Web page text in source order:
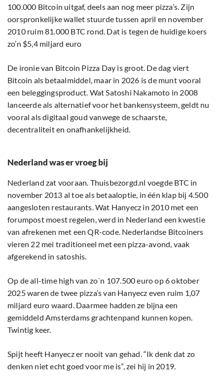
100.000 Bitcoin uitgaf, deels aan nog meer pizza’s. Zijn
oorspronkelijke wallet stuurde tussen april en november
2010 ruim 81.000 BTC rond. Dat is tegen de huidige koers
zo’n $5,4 miljard euro
De ironie van Bitcoin Pizza Day is groot. De dag viert
Bitcoin als betaalmiddel, maar in 2026 is de munt vooral
een beleggingsproduct. Wat Satoshi Nakamoto in 2008
lanceerde als alternatief voor het bankensysteem, geldt nu
vooral als digitaal goud vanwege de schaarste,
decentraliteit en onafhankelijkheid.
Nederland was er vroeg bij
Nederland zat vooraan. Thuisbezorgd.nl voegde BTC in
november 2013 al toe als betaaloptie, in één klap bij 4.500
aangesloten restaurants. Wat Hanyecz in 2010 met een
forumpost moest regelen, werd in Nederland een kwestie
van afrekenen met een QR-code. Nederlandse Bitcoiners
vieren 22 mei traditioneel met een pizza-avond, vaak
afgerekend in satoshis.
Op de all-time high van zo´n 107.500 euro op 6 oktober
2025 waren de twee pizza’s van Hanyecz even ruim 1,07
miljard euro waard. Daarmee hadden ze bijna een
gemiddeld Amsterdams grachtenpand kunnen kopen.
Twintig keer.
Spijt heeft Hanyecz er nooit van gehad. “Ik denk dat zo
denken niet echt goed voor me is”, zei hij in 2019.